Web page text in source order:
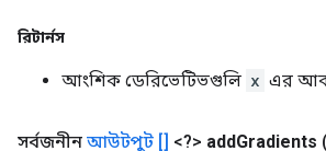
রিটার্নস
আংশিক ডেরিভেটিভগুলি x এর
সর্বজনীন আউটপুট [] <?> addGradients